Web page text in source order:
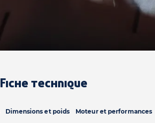
Fiche technique
Dimensions et poids Moteur et performances